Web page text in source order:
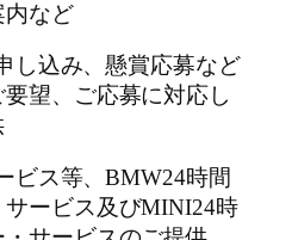
内など
し込み、懸賞応募など
望、ご応募に対応し
ビス等、BMW24時間
ービス及びMINI24時